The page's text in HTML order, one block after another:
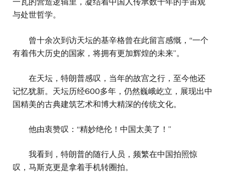
一瓦的营造逻辑里，凝结着中国人传承数千年的宇宙观
与处世哲学。
曾十余次到访天坛的基辛格曾在此留言感慨，“一个
有着伟大历史的国家，将拥有更加辉煌的未来”。
在天坛，特朗普感叹，当年的故宫之行，至今他还
记忆犹新。天坛历经600多年，仍然巍峨屹立，展现出中
国精美的古典建筑艺术和博大精深的传统文化。
他由衷赞叹：“精妙绝伦！中国太美了！”
我看到，特朗普的随行人员，频繁在中国拍照惊
叹，马斯克更是拿着手机转圈拍。